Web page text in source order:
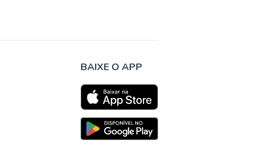
BAIXE O APP